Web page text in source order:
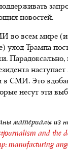
новостей.
во всем мире
уход Трампа
в СМИ. Это
несут эти
материалы из
and the
manufacturing